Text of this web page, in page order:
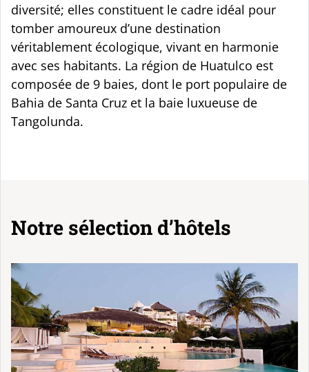
diversité; elles constituent le cadre idéal pour
tomber amoureux d’une destination
véritablement écologique, vivant en harmonie
avec ses habitants. La région de Huatulco est
composée de 9 baies, dont le port populaire de
Bahia de Santa Cruz et la baie luxueuse de
Tangolunda.
Notre sélection d’hôtels